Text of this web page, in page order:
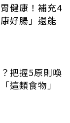
健康！補充4
好腸」還能
把握5原則喚
這類食物」